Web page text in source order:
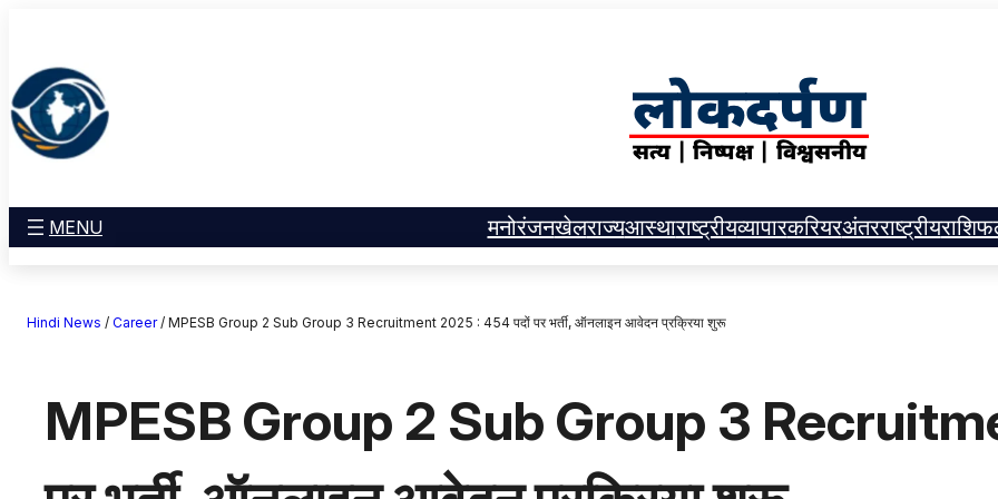
जाएं
MENU
खेल
राज्य
आस्था
व्यापार
राशिफल
Facebook Instagram X
मनोरंजनखेलराज्यआस्थाराष्ट्रीयव्यापारकरियरअंतरराष्ट्रीय
Hindi News / Career/ MPESB Group 2 Sub Group 3 Recruitment 2025 : 454 पदों पर भर्ती, ऑनलाइन आवेदन प्रक्रिया शुरू
MPESB Group 2 Sub Group 3